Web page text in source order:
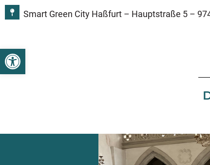
Open toolbar
Smart Green City Haßfurt – Hauptstraße 5 –